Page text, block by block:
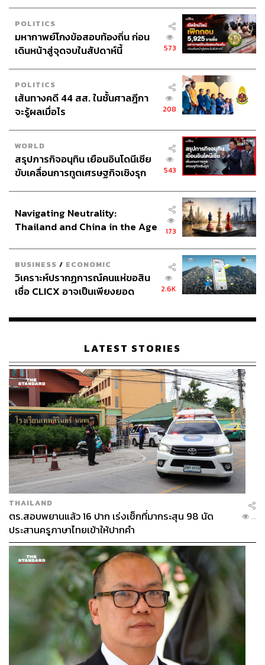
POLITICS
มหากาพย์โกงข้อสอบท้องถิ่น ก่อน
เดินหน้าสู่จุดจบในสัปดาห์นี้
573
POLITICS
เส้นทางคดี 44 สส. ในชั้นศาลฎีกา
จะรู้ผลเมื่อไร
208
WORLD
สรุปภารกิจอนุทิน เยือนอินโดนีเซีย
ขับเคลื่อนการทูตเศรษฐกิจเชิงรุก
543
Navigating Neutrality:
Thailand and China in the Age
173
BUSINESS / ECONOMIC
วิเคราะห์ปรากฏการณ์คนแห่ขอสิน
เชื่อ CLICX อาจเป็นเพียงยอด
เรือนไทยที่ถูกซุกไว้
2.6K
LATEST STORIES
THAILAND
ตร.สอบพยานแล้ว 16 ปาก เร่งเช็กที่มากระสุน 98 นัด
ประสานครูภาษาไทยเข้าให้ปากคำ
...